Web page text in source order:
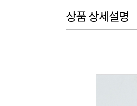
상품 상세설명